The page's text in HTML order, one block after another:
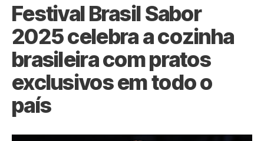
Festival Brasil Sabor
2025 celebra a cozinha
brasileira com pratos
exclusivos em todo o
país